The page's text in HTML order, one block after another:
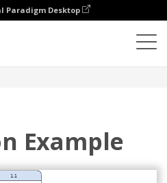
Paradigm Desktop
Example